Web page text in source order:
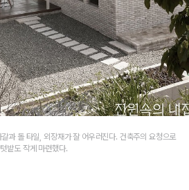
과 돌 타일, 외장재가 잘 어우러진다. 건축주의 요청으로
텃밭도 작게 마련했다.